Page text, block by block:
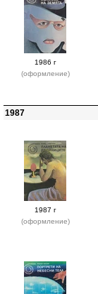
1986 г
(оформление)
1987
1987 г
(оформление)